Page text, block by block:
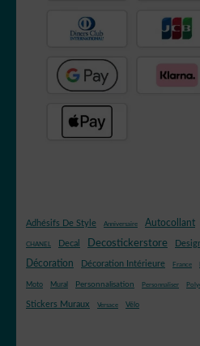
Adhésifs De Style Anniversaire Autocollant
CHANEL Decal Decostickerstore
Décoration Décoration Intérieure France
Moto Mural Personnalisation Personnaliser
Stickers Muraux Versace Vélo